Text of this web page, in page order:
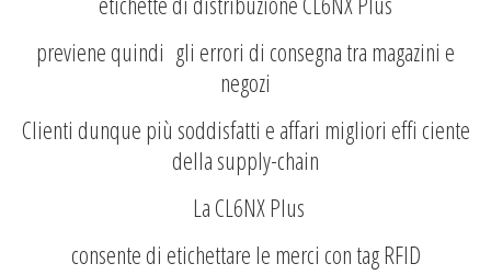
previene quindi gli errori di consegna tra magazini e
negozi
Clienti dunque più soddisfatti e affari migliori effi ciente
della supply-chain
La CL6NX Plus
consente di etichettare le merci con tag RFID